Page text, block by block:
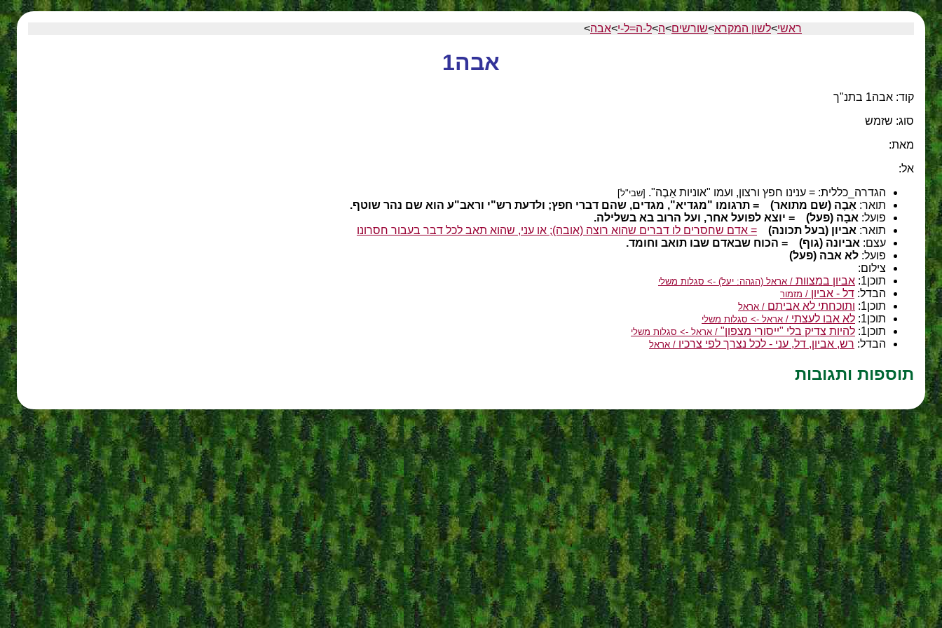
ראשי>לשון המקרא>שורשים>ה>ל-ה=ל-י>אבה>
אבה1
קוד: אבה1 בתנ"ך
סוג: שזמש
מאת:
אל:
הגדרה_כללית: = ענינו חפץ ורצון, ועמו "אוניות אֵבֶה". [שבי"ל]
תואר: אֵבֶה (שם מתואר)
= תרגומו "מגדיא", מגדים, שהם דברי חפץ; ולדעת רש"י וראב"ע הוא שם נהר שוטף.
פועל: אבָה (פעל)
= יוצא לפועל אחר, ועל הרוב בא בשלילה.
תואר: אביון (בעל תכונה)
= אדם שחסרים לו דברים שהוא רוצה (אובה); או עני, שהוא תאב לכל דבר בעבור חסרונו
עצם: אביונה (גוף)
= הכוח שבאדם שבו תואב וחומד.
פועל: לא אבה (פעל)
צילום:
תוכן1:
אביון במצוות / אראל (הגהה: יעל) -> סגלות משלי
הבדל: דל - אביון / מזמור
תוכן1: ותוכחתי לא אביתם / אראל
תוכן1: לא אבו לעצתי / אראל -> סגלות משלי
תוכן1: להיות צדיק בלי "ייסורי מצפון" / אראל -> סגלות משלי
הבדל: רש, אביון, דל, עני - לכל נצרך לפי צרכיו / אראל
תוספות ותגובות